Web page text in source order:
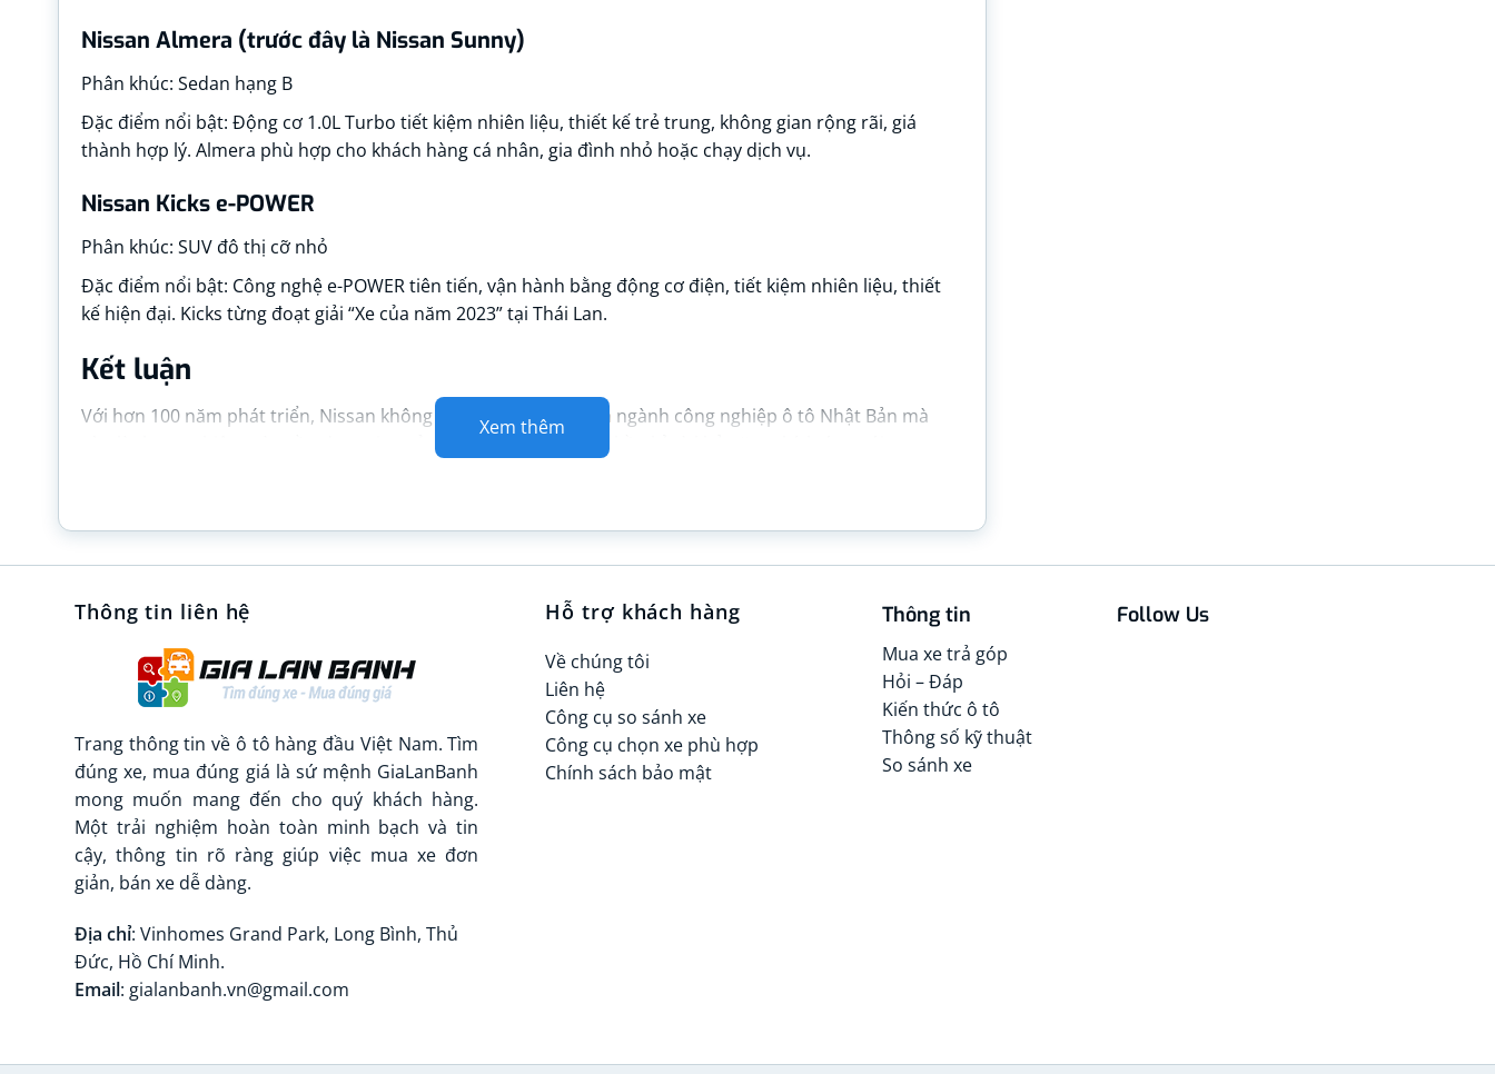
Nissan Almera (trước đây là Nissan Sunny)
Phân khúc: Sedan hạng B
Đặc điểm nổi bật: Động cơ 1.0L Turbo tiết kiệm nhiên liệu, thiết kế trẻ trung, không gian rộng rãi, giá
thành hợp lý. Almera phù hợp cho khách hàng cá nhân, gia đình nhỏ hoặc chạy dịch vụ.
Nissan Kicks e-POWER
Phân khúc: SUV đô thị cỡ nhỏ
Đặc điểm nổi bật: Công nghệ e-POWER tiên tiến, vận hành bằng động cơ điện, tiết kiệm nhiên liệu, thiết
kế hiện đại. Kicks từng đoạt giải “Xe của năm 2023” tại Thái Lan.
Kết luận
Với hơn 100 năm phát triển, Nissan không chỉ là biểu tượng của ngành công nghiệp ô tô Nhật Bản mà
Xem thêm
Thông tin liên hệ
Trang thông tin về ô tô hàng đầu Việt Nam. Tìm
đúng xe, mua đúng giá là sứ mệnh GiaLanBanh
mong muốn mang đến cho quý khách hàng.
Một trải nghiệm hoàn toàn minh bạch và tin
cậy, thông tin rõ ràng giúp việc mua xe đơn
giản, bán xe dễ dàng.
Địa chỉ: Vinhomes Grand Park, Long Bình, Thủ
Đức, Hồ Chí Minh.
Email: gialanbanh.vn@gmail.com
Hỗ trợ khách hàng
Về chúng tôi
Liên hệ
Công cụ so sánh xe
Công cụ chọn xe phù hợp
Chính sách bảo mật
Thông tin
Mua xe trả góp
Hỏi – Đáp
Kiến thức ô tô
Thông số kỹ thuật
So sánh xe
Follow Us